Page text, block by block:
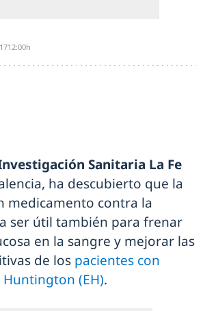
12:00h
Sanitaria La Fe
ha descubierto que la
medicamento contra la
ser útil también para frenar
en la sangre y mejorar las
de los pacientes con
(EH).